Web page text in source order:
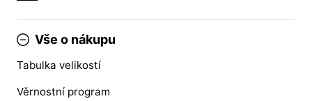
Vše o nákupu
Tabulka velikostí
Věrnostní program